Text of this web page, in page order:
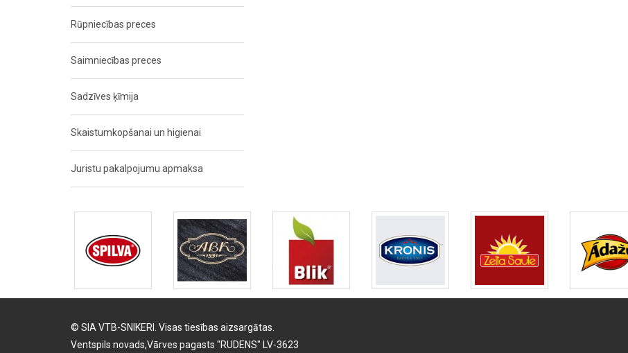
Rūpniecības preces
Saimniecības preces
Sadzīves ķīmija
Skaistumkopšanai un higienai
Juristu pakalpojumu apmaksa
© SIA VTB-SNIKERI. Visas tiesības aizsargātas.
Ventspils novads,Vārves pagasts "RUDENS" LV-3623